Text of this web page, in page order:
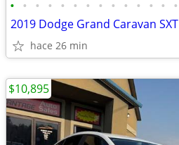
• • • • • • • • • • • • • •
2019 Dodge Grand Caravan SXT
hace 26 min
$10,895